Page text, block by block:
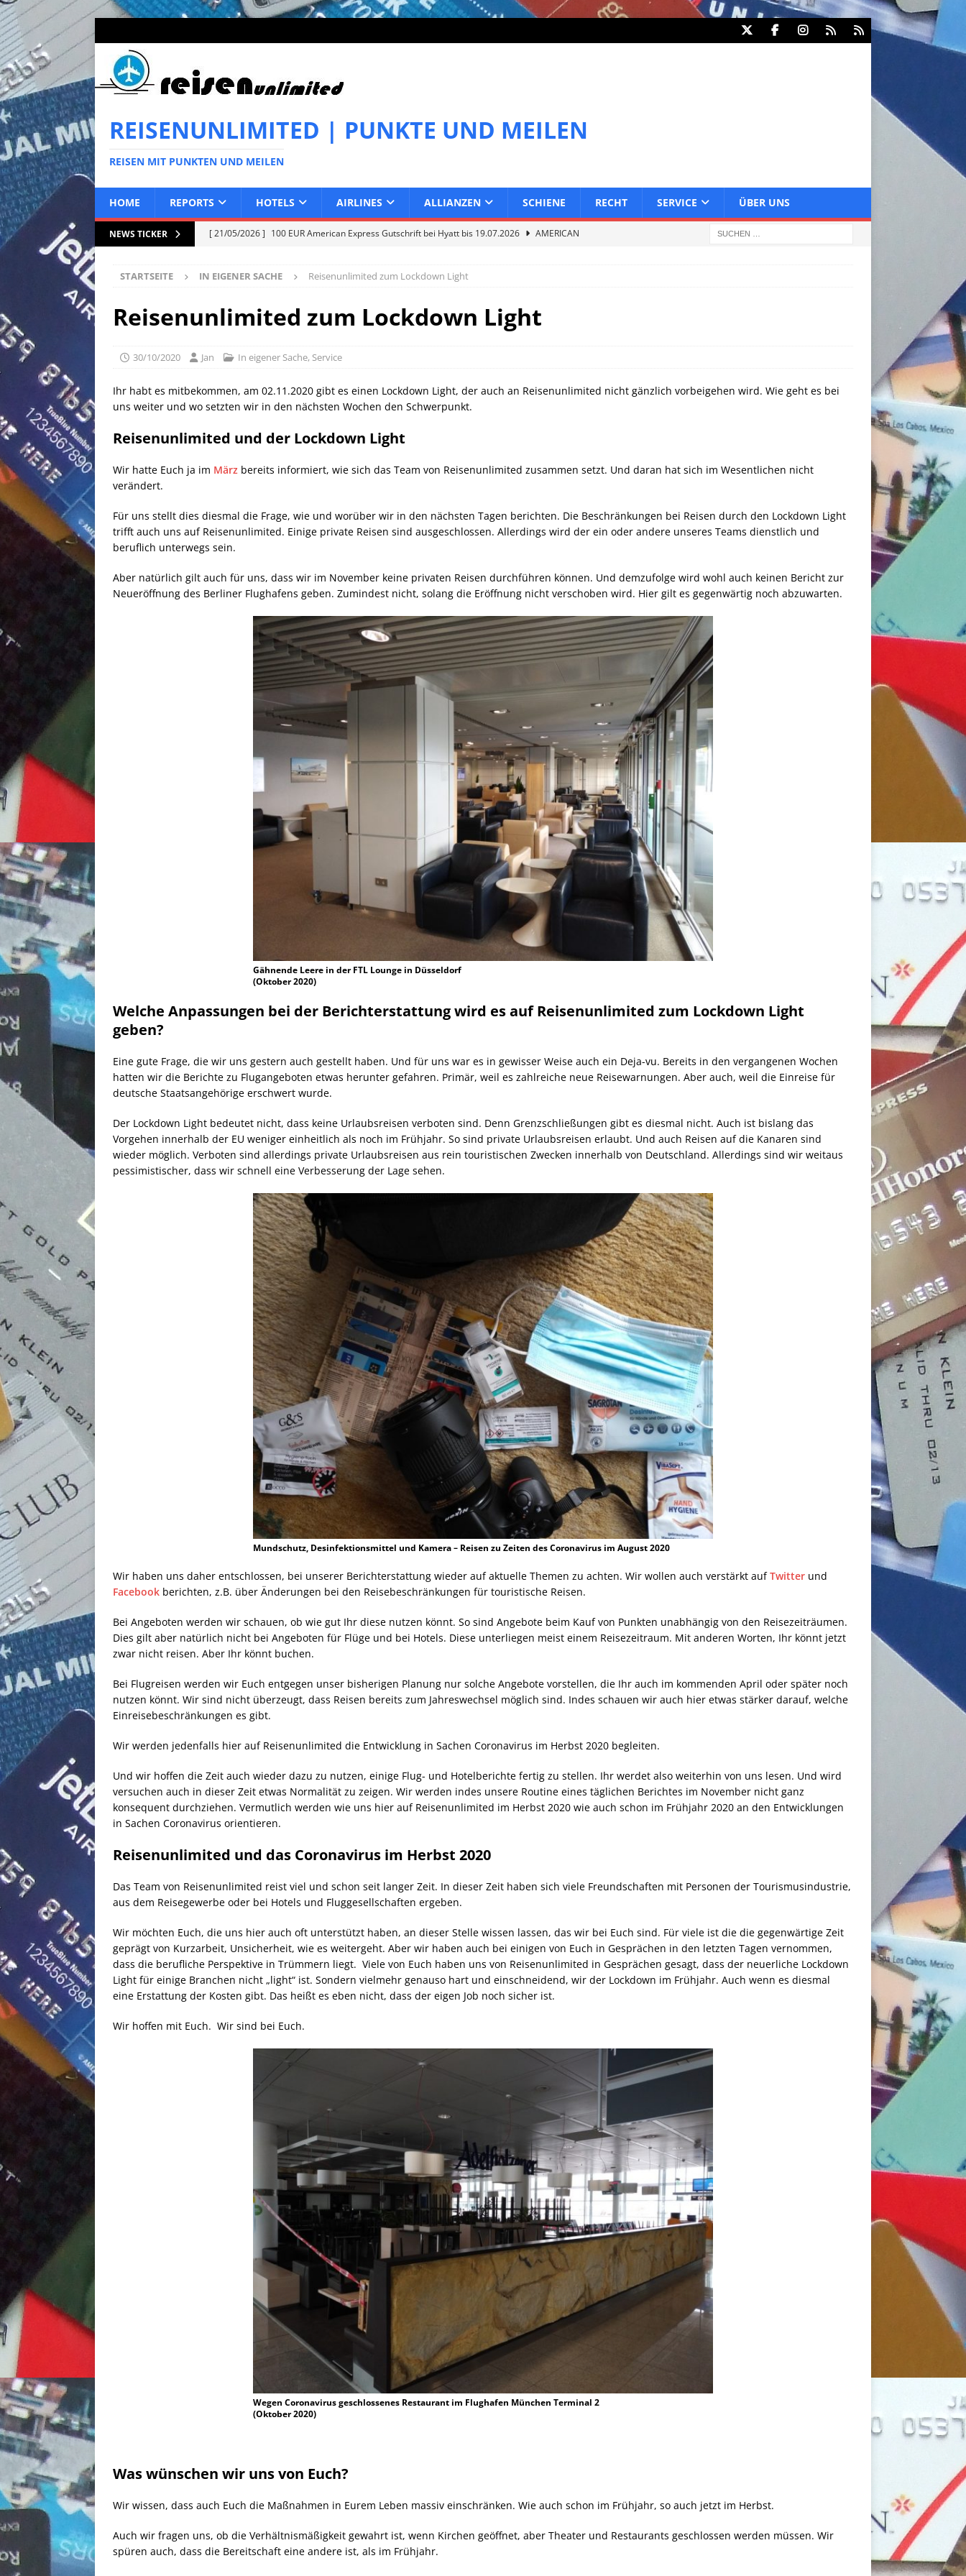
REISENUNLIMITED | PUNKTE UND MEILEN
REISEN MIT PUNKTEN UND MEILEN
HOME REPORTS HOTELS AIRLINES ALLIANZEN SCHIENE RECHT SERVICE ÜBER UNS
NEWS TICKER [ 21/05/2026 ] 100 EUR American Express Gutschrift bei Hyatt bis 19.07.2026
AMERICAN
[ 10/05/2026 ] 50 EUR American Express Gutschrift bei Melia bis 31.07.2026
EXPRESS
50 EUR American Express Gutschrift bei IHG bis 27.07.2026
EXPRESS
[ 03/08/2026 ] 10 EUR Deutsche Bahn Gutscheine mit Koppers bis 01.12.2026
STARTSEITE IN EIGENER SACHE Reisenunlimited zum Lockdown Light
Reisenunlimited zum Lockdown Light
30/10/2020 Jan In eigener Sache, Service
Ihr habt es mitbekommen, am 02.11.2020 gibt es einen Lockdown Light, der auch an Reisenunlimited nicht gänzlich vorbeigehen wird. Wie geht es bei
uns weiter und wo setzten wir in den nächsten Wochen den Schwerpunkt.
Reisenunlimited und der Lockdown Light
Wir hatte Euch ja im März bereits informiert, wie sich das Team von Reisenunlimited zusammen setzt. Und daran hat sich im Wesentlichen nicht
verändert.
Für uns stellt dies diesmal die Frage, wie und worüber wir in den nächsten Tagen berichten. Die Beschränkungen bei Reisen durch den Lockdown Light
trifft auch uns auf Reisenunlimited. Einige private Reisen sind ausgeschlossen. Allerdings wird der ein oder andere unseres Teams dienstlich und
beruflich unterwegs sein.
Aber natürlich gilt auch für uns, dass wir im November keine privaten Reisen durchführen können. Und demzufolge wird wohl auch keinen Bericht zur
Neueröffnung des Berliner Flughafens geben. Zumindest nicht, solang die Eröffnung nicht verschoben wird. Hier gilt es gegenwärtig noch abzuwarten.
Gähnende Leere in der FTL Lounge in Düsseldorf
(Oktober 2020)
Welche Anpassungen bei der Berichterstattung wird es auf Reisenunlimited zum Lockdown Light
geben?
Eine gute Frage, die wir uns gestern auch gestellt haben. Und für uns war es in gewisser Weise auch ein Deja-vu. Bereits in den vergangenen Wochen
hatten wir die Berichte zu Flugangeboten etwas herunter gefahren. Primär, weil es zahlreiche neue Reisewarnungen. Aber auch, weil die Einreise für
deutsche Staatsangehörige erschwert wurde.
Der Lockdown Light bedeutet nicht, dass keine Urlaubsreisen verboten sind. Denn Grenzschließungen gibt es diesmal nicht. Auch ist bislang das
Vorgehen innerhalb der EU weniger einheitlich als noch im Frühjahr. So sind private Urlaubsreisen erlaubt. Und auch Reisen auf die Kanaren sind
wieder möglich. Verboten sind allerdings private Urlaubsreisen aus rein touristischen Zwecken innerhalb von Deutschland. Allerdings sind wir weitaus
pessimistischer, dass wir schnell eine Verbesserung der Lage sehen.
Mundschutz, Desinfektionsmittel und Kamera – Reisen zu Zeiten des Coronavirus im August 2020
Wir haben uns daher entschlossen, bei unserer Berichterstattung wieder auf aktuelle Themen zu achten. Wir wollen auch verstärkt aufTwitter und
Facebook berichten, z.B. über Änderungen bei den Reisebeschränkungen für touristische Reisen.
Bei Angeboten werden wir schauen, ob wie gut Ihr diese nutzen könnt. So sind Angebote beim Kauf von Punkten unabhängig von den Reisezeiträumen.
Dies gilt aber natürlich nicht bei Angeboten für Flüge und bei Hotels. Diese unterliegen meist einem Reisezeitraum. Mit anderen Worten, Ihr könnt jetzt
zwar nicht reisen. Aber Ihr könnt buchen.
Bei Flugreisen werden wir Euch entgegen unser bisherigen Planung nur solche Angebote vorstellen, die Ihr auch im kommenden April oder später noch
nutzen könnt. Wir sind nicht überzeugt, dass Reisen bereits zum Jahreswechsel möglich sind. Indes schauen wir auch hier etwas stärker darauf, welche
Einreisebeschränkungen es gibt.
Wir werden jedenfalls hier auf Reisenunlimited die Entwicklung in Sachen Coronavirus im Herbst 2020 begleiten.
Und wir hoffen die Zeit auch wieder dazu zu nutzen, einige Flug- und Hotelberichte fertig zu stellen. Ihr werdet also weiterhin von uns lesen. Und wird
versuchen auch in dieser Zeit etwas Normalität zu zeigen. Wir werden indes unsere Routine eines täglichen Berichtes im November nicht ganz
konsequent durchziehen. Vermutlich werden wie uns hier auf Reisenunlimited im Herbst 2020 wie auch schon im Frühjahr 2020 an den Entwicklungen
in Sachen Coronavirus orientieren.
Reisenunlimited und das Coronavirus im Herbst 2020
Das Team von Reisenunlimited reist viel und schon seit langer Zeit. In dieser Zeit haben sich viele Freundschaften mit Personen der Tourismusindustrie,
aus dem Reisegewerbe oder bei Hotels und Fluggesellschaften ergeben.
Wir möchten Euch, die uns hier auch oft unterstützt haben, an dieser Stelle wissen lassen, das wir bei Euch sind. Für viele ist die die gegenwärtige Zeit
geprägt von Kurzarbeit, Unsicherheit, wie es weitergeht. Aber wir haben auch bei einigen von Euch in Gesprächen in den letzten Tagen vernommen,
dass die berufliche Perspektive in Trümmern liegt. Viele von Euch haben uns von Reisenunlimited in Gesprächen gesagt, dass der neuerliche Lockdown
Light für einige Branchen nicht „light“ ist. Sondern vielmehr genauso hart und einschneidend, wir der Lockdown im Frühjahr. Auch wenn es diesmal
eine Erstattung der Kosten gibt. Das heißt es eben nicht, dass der eigen Job noch sicher ist.
Wir hoffen mit Euch. Wir sind bei Euch.
Wegen Coronavirus geschlossenes Restaurant im Flughafen München Terminal 2
(Oktober 2020)
Was wünschen wir uns von Euch?
Wir wissen, dass auch Euch die Maßnahmen in Eurem Leben massiv einschränken. Wie auch schon im Frühjahr, so auch jetzt im Herbst.
Auch wir fragen uns, ob die Verhältnismäßigkeit gewahrt ist, wenn Kirchen geöffnet, aber Theater und Restaurants geschlossen werden müssen. Wir
spüren auch, dass die Bereitschaft eine andere ist, als im Frühjahr.